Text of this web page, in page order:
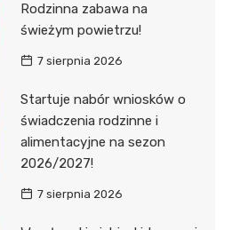
Rodzinna zabawa na
świeżym powietrzu!
7 sierpnia 2026
Startuje nabór wniosków o
świadczenia rodzinne i
alimentacyjne na sezon
2026/2027!
7 sierpnia 2026